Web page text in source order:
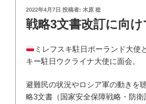
投
稿
日:
2022年4月7日 投稿者: 木原 稔
戦略3文書改訂に向け
ミレフスキ駐日ポーランド大使
キー駐日ウクライナ大使に面会。
避難民の状況やロシア軍の動きを
略3文書（国家安全保障戦略・防衛